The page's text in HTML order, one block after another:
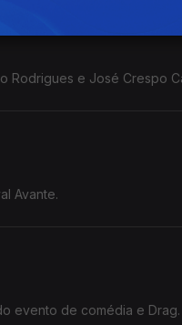
Rodrigues e José Crespo
Avante.
evento de comédia e Drag.